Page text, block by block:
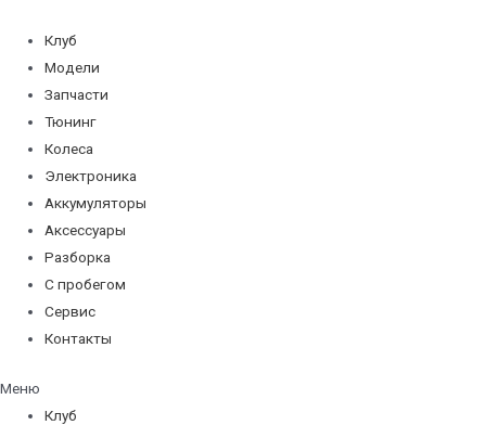
содержимому
Клуб
Модели
Запчасти
Тюнинг
Колеса
Электроника
Аккумуляторы
Аксессуары
Разборка
С пробегом
Сервис
Контакты
Меню
Клуб